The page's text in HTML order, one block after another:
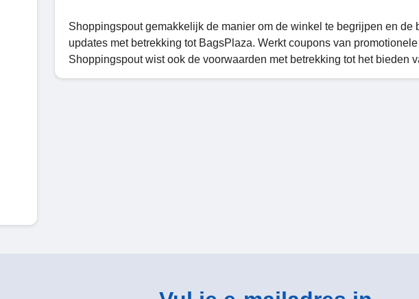
Shoppingspout gemakkelijk de manier om de winkel te begrijpen en
updates met betrekking tot BagsPlaza. Werkt coupons van
Shoppingspout wist ook de voorwaarden met betrekking tot het bieden